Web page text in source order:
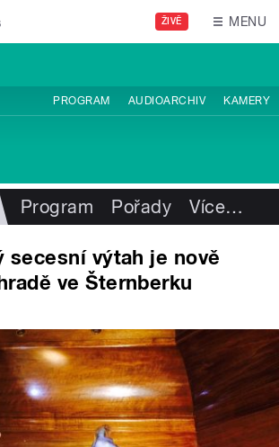
ŽIVĚ MENU
PROGRAM AUDIOARCHIV KAMERY
Program Pořady Více…
secesní výtah je nově
ve Šternberku